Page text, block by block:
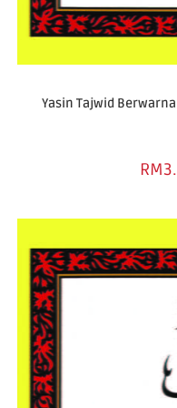
Yasin Tajwid
RM